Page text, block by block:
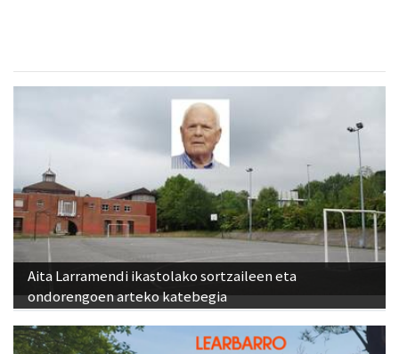
Aita Larramendi ikastolako sortzaileen eta
ondorengoen arteko katebegia